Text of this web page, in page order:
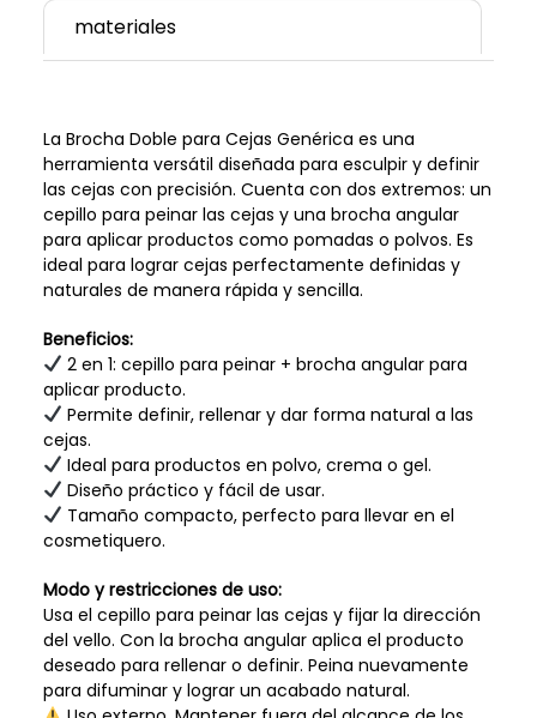
materiales
La Brocha Doble para Cejas Genérica es una
herramienta versátil diseñada para esculpir y definir
las cejas con precisión. Cuenta con dos extremos: un
cepillo para peinar las cejas y una brocha angular
para aplicar productos como pomadas o polvos. Es
ideal para lograr cejas perfectamente definidas y
naturales de manera rápida y sencilla.
Beneficios:
2 en 1: cepillo para peinar + brocha angular para
aplicar producto.
Permite definir, rellenar y dar forma natural a las
cejas.
Ideal para productos en polvo, crema o gel.
Diseño práctico y fácil de usar.
Tamaño compacto, perfecto para llevar en el
cosmetiquero.
Modo y restricciones de uso:
Usa el cepillo para peinar las cejas y fijar la dirección
del vello. Con la brocha angular aplica el producto
deseado para rellenar o definir. Peina nuevamente
para difuminar y lograr un acabado natural.